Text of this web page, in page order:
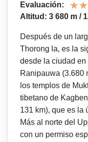
Evaluación:
Altitud: 3 680 m /
Después de un
Thorong la, es la
desde la ciudad
Ranipauwa (3.680
los templos de
tibetano de
131 km), que es la
Más al norte del
con un permiso